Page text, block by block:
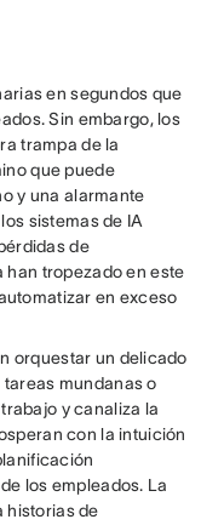
en segundos que
Sin embargo, los
trampa de la
que puede
y una alarmante
sistemas de IA
de
han tropezado en este
en exceso
orquestar un delicado
mundanas o
y canaliza la
con la intuición
los empleados. La
historias de